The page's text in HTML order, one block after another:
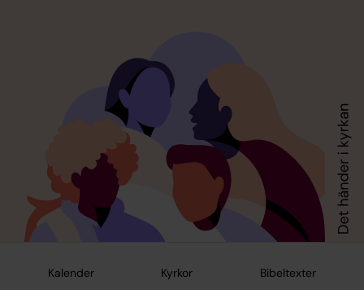
Kalender Kyrkor Bibeltexter